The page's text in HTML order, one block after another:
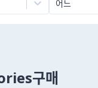
어느
구매